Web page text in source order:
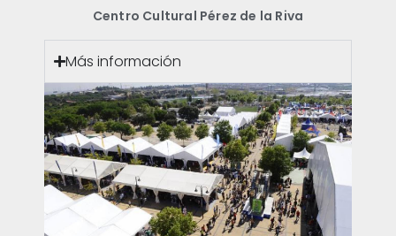
Centro Cultural Pérez de la Riva
Más información